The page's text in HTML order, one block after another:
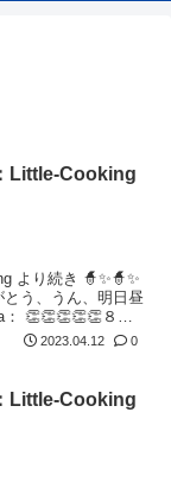
Little-Cooking
より続き 🧙✨🧙✨
う、うん、明日昼
👏👏👏👏👏８８
2023.04.12 0
Little-Cooking